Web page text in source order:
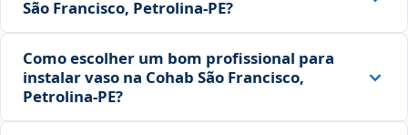
São Francisco, Petrolina‑PE?
Como escolher um bom profissional para
instalar vaso na Cohab São Francisco,
Petrolina‑PE?